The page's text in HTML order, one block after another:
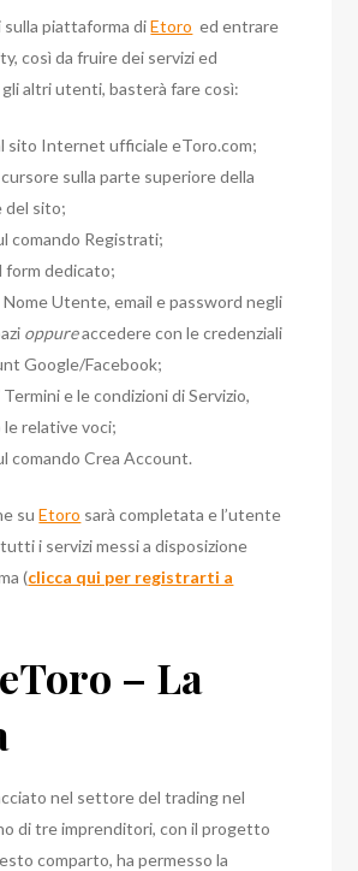
sulla piattaforma diEtoro ed entrare
così da fruire dei servizi ed
altri utenti, basterà fare così:
sito Internet ufficiale eToro.com;
sulla parte superiore della
del sito;
comando Registrati;
form dedicato;
Utente, email e password negli
oppureaccedere con le credenziali
Google/Facebook;
e le condizioni di Servizio,
relative voci;
comando Crea Account.
suEtoro sarà completata e l’utente
i servizi messi a disposizione
(clicca qui per registrarti a
– La
nel settore del trading nel
di tre imprenditori, con il progetto
comparto, ha permesso la